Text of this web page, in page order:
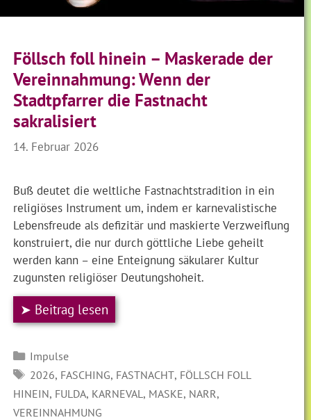
Föllsch foll hinein – Maskerade der
Vereinnahmung: Wenn der
Stadtpfarrer die Fastnacht
sakralisiert
14. Februar 2026
Buß deutet die weltliche Fastnachtstradition in ein
religiöses Instrument um, indem er karnevalistische
Lebensfreude als defizitär und maskierte Verzweiflung
konstruiert, die nur durch göttliche Liebe geheilt
werden kann – eine Enteignung säkularer Kultur
zugunsten religiöser Deutungshoheit.
➤ Beitrag lesen
Kategorien
Impulse
SCHLAGWÖRTER
2026, FASCHING, FASTNACHT, FÖLLSCH FOLL
HINEIN, FULDA, KARNEVAL , MASKE, NARR,
VEREINNAHMUNG